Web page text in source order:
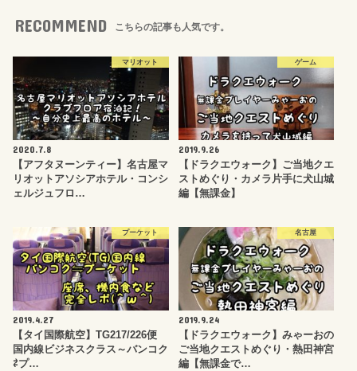
RECOMMEND こちらの記事も人気です。
マリオット
2020.7.8
【アフタヌーンティー】名古屋マ
リオットアソシアホテル・コンシ
ェルジュフロ…
ゲーム
2019.9.26
【ドラクエウォーク】ご当地クエ
ストめぐり・カメラ片手に犬山城
編【無課金】
プーケット
2019.4.27
【タイ国際航空】TG217/226便
国内線ビジネスクラス～バンコク
⇄プ…
名古屋
2019.9.24
【ドラクエウォーク】みゃーおの
ご当地クエストめぐり・熱田神宮
編【無課金で…